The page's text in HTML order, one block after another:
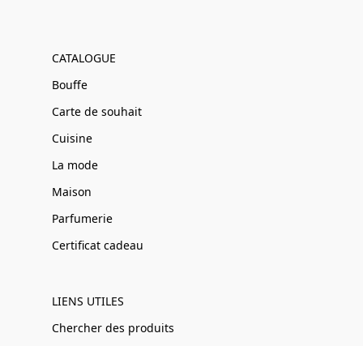
CATALOGUE
Bouffe
Carte de souhait
Cuisine
La mode
Maison
Parfumerie
Certificat cadeau
LIENS UTILES
Chercher des produits